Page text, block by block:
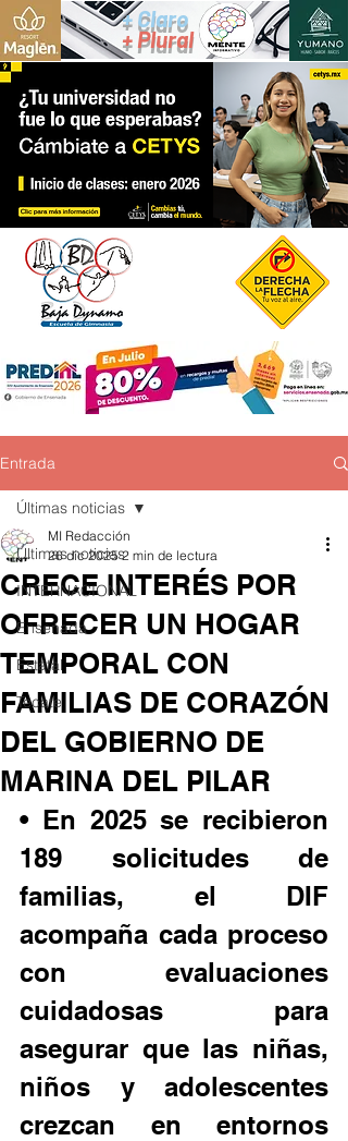
+ Claro
+ Plural
Entrada
Últimas noticias
INTERNACIONAL
Ensenada
Estatal
Tecate
Últimas noticias
CRECE INTERÉS POR
OFRECER UN HOGAR
TEMPORAL CON
FAMILIAS DE CORAZÓN
DEL GOBIERNO DE
MARINA DEL PILAR
MI Redacción
26 dic 2025 2 min de lectura
• En 2025 se recibieron
189 solicitudes de
familias, el DIF
acompaña cada proceso
con evaluaciones
cuidadosas para
asegurar que las niñas,
niños y adolescentes
crezcan en entornos